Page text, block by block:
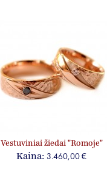
Vestuviniai žiedai "Romoje"
Kaina: 3.460,00 €